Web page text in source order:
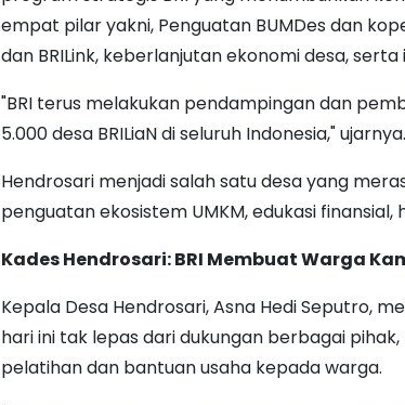
empat pilar yakni, Penguatan BUMDes dan
dan BRILink, keberlanjutan ekonomi desa,
"BRI terus melakukan pendampingan dan
5.000 desa BRILiaN di seluruh Indonesia," ujarnya.
Hendrosari menjadi salah satu desa yang
penguatan ekosistem UMKM, edukasi
Kades Hendrosari: BRI Membuat Warga
Kepala Desa Hendrosari, Asna Hedi Seputro,
hari ini tak lepas dari dukungan berbagai
pelatihan dan bantuan usaha kepada warga.